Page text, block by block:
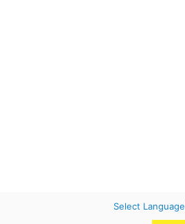
Select Language